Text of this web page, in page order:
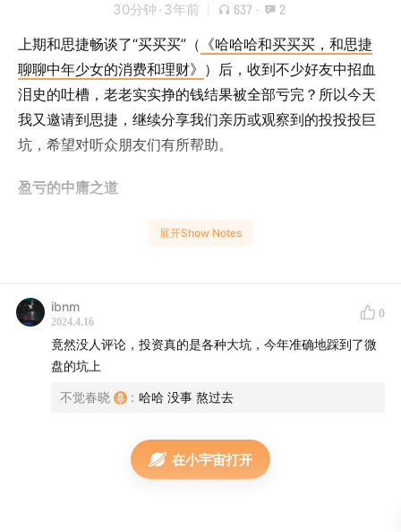
30分钟 · 3年前 637 · 2
上期和思捷畅谈了“买买买”（ 《哈哈哈和买买买，和思捷
聊聊中年少女的消费和理财》 ）后，收到不少好友中招血
泪史的吐槽，老老实实挣的钱结果被全部亏完？所以今天
我又邀请到思捷，继续分享我们亲历或观察到的投投投巨
坑，希望对听众朋友们有所帮助。
盈亏的中庸之道
思捷：我的答案可能让你们震惊。
03:38房产坑：最近收的精装房和预期大相径庭，但幸
好没有烂尾，但牛市的红利也没有充分收获
05:56借贷坑：一借就是好几百万？情感、关系、性格
等因素，让要钱这件事难上加难。
住内核、多请教专业人士，再出手吧。
VC坑：胜率低的接盘游戏，不是普通人能驾驭
展开Show Notes
ibnm
2024.4.16
0
竟然没人评论，投资真的是各种大坑，今年准确地踩到了微
盘的坑上
不觉春晓 : 哈哈 没事 熬过去
在小宇宙打开